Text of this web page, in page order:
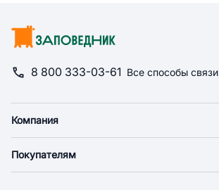
8 800 333-03-61 Все способы связи
Компания
Новости
Покупателям